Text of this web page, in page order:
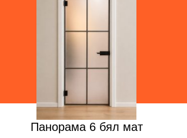
Панорама 6 бял мат